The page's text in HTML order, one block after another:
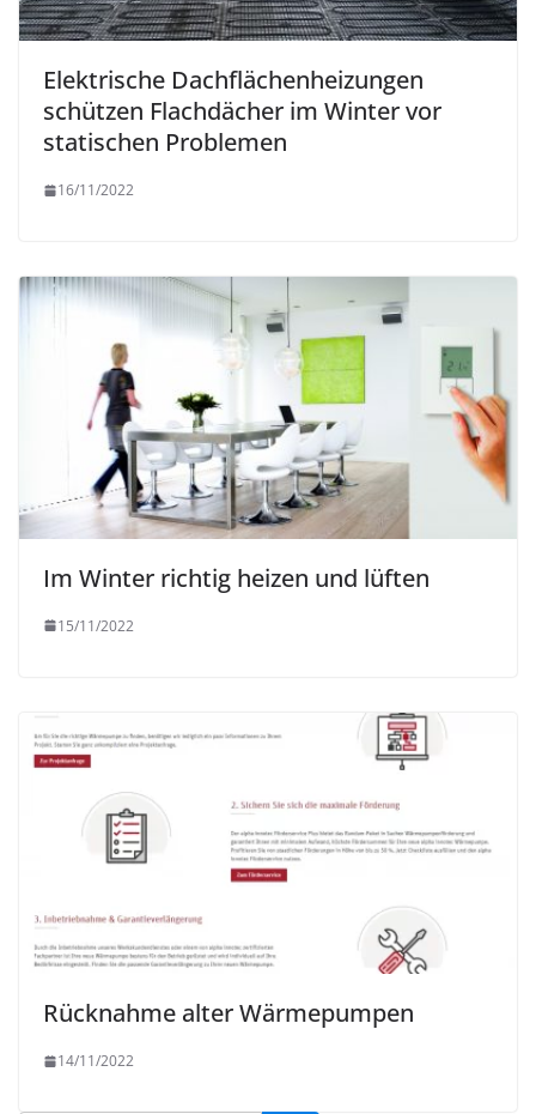
Elektrische Dachflächenheizungen
schützen Flachdächer im Winter vor
statischen Problemen
16/11/2022
Im Winter richtig heizen und lüften
15/11/2022
Rücknahme alter Wärmepumpen
14/11/2022